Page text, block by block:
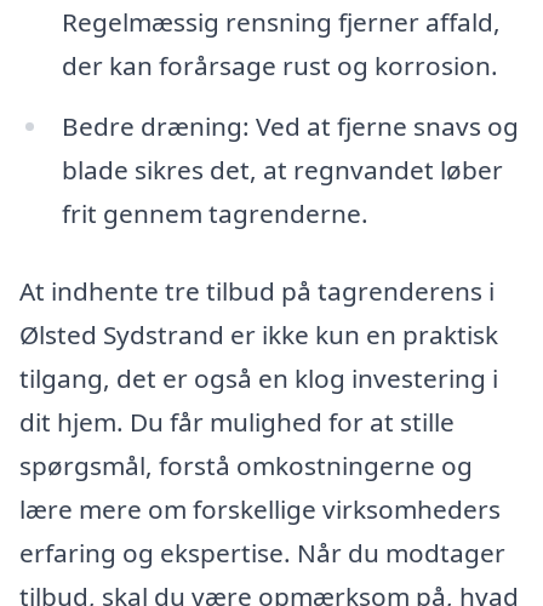
Regelmæssig rensning fjerner affald,
der kan forårsage rust og korrosion.
Bedre dræning: Ved at fjerne snavs og
blade sikres det, at regnvandet løber
frit gennem tagrenderne.
At indhente tre tilbud på tagrenderens i
Ølsted Sydstrand er ikke kun en praktisk
tilgang, det er også en klog investering i
dit hjem. Du får mulighed for at stille
spørgsmål, forstå omkostningerne og
lære mere om forskellige virksomheders
erfaring og ekspertise. Når du modtager
tilbud, skal du være opmærksom på, hvad